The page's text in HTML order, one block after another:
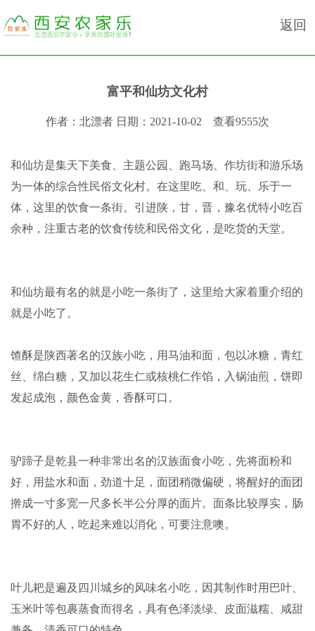
返回
富平和仙坊文化村
作者： 北漂者 日期： 2021-10-02 查看9555次
和仙坊是集天下美食、主题公园、跑马场、作坊街和游乐场
为一体的综合性民俗文化村。在这里吃、和、玩、乐于一
体，这里的饮食一条街。引进陕，甘，晋，豫名优特小吃百
余种，注重古老的饮食传统和民俗文化，是吃货的天堂。
和仙坊最有名的就是小吃一条街了，这里给大家着重介绍的
就是小吃了。
馇酥是陕西著名的汉族小吃，用马油和面，包以冰糖，青红
丝、绵白糖，又加以花生仁或核桃仁作馅，入锅油煎，饼即
发起成泡，颜色金黄，香酥可口。
驴蹄子是乾县一种非常出名的汉族面食小吃，先将面粉和
好，用盐水和面，劲道十足，面团稍微偏硬，将醒好的面团
擀成一寸多宽一尺多长半公分厚的面片。面条比较厚实，肠
胃不好的人，吃起来难以消化，可要注意噢。
叶儿耙是遍及四川城乡的风味名小吃，因其制作时用巴叶、
玉米叶等包裹蒸食而得名，具有色泽淡绿、皮面滋糯、咸甜